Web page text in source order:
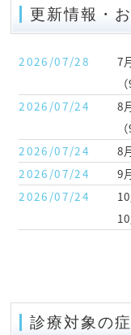
更新情報・
2026/07/28
7
2026/07/24
8
2026/07/24
8
2026/07/24
9
2026/07/24
診療対象の